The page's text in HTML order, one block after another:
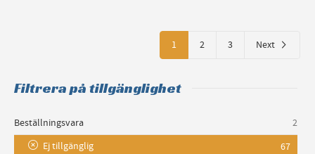
1 2 3 Next
Filtrera på tillgänglighet
Beställningsvara
2
Ej tillgänglig
67